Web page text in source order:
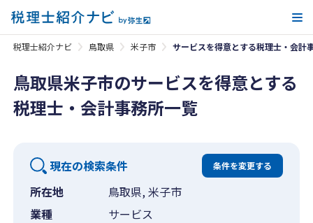
税理士紹介ナビ 鳥取県 米子市 サービスを得意とする税理士・会計
鳥取県米子市のサービスを得意とする
税理士・会計事務所一覧
現在の検索条件 条件を変更する
所在地
鳥取県, 米子市
業種
サービス